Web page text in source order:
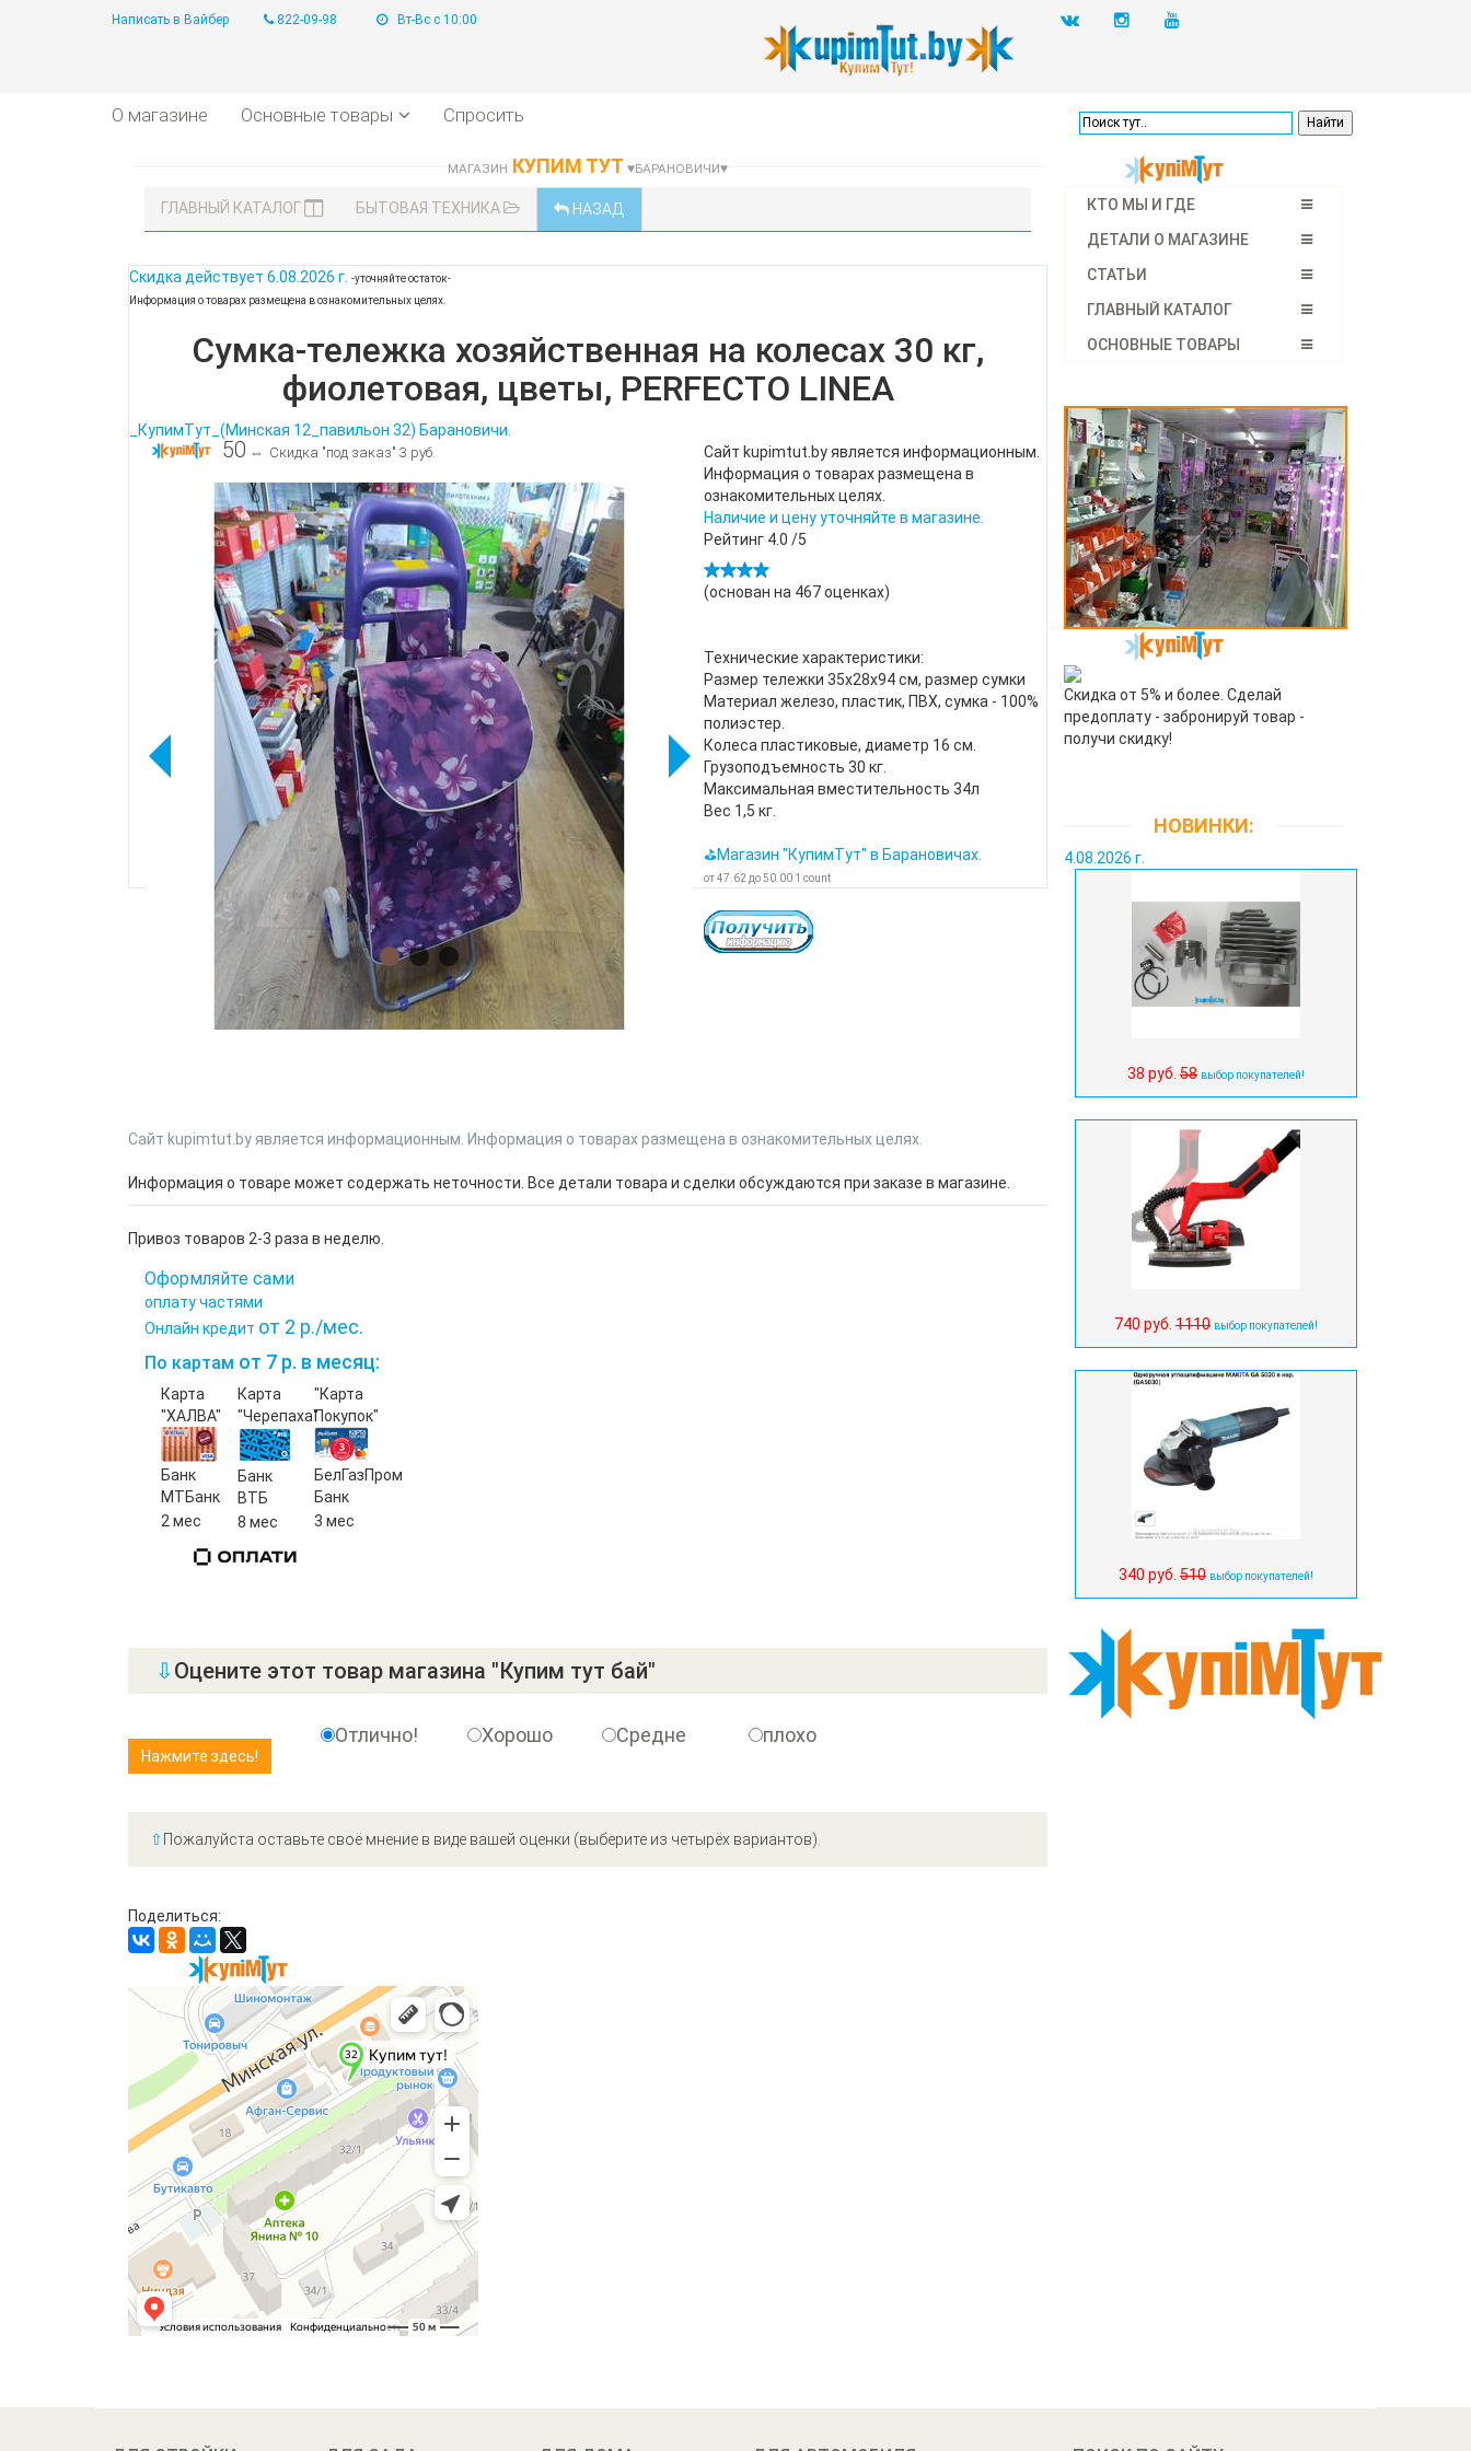
Написать в Вайбер 822-09-98 Вт-Вс с 10:00
О магазине Основные товары Спросить
МАГАЗИН КУПИМ ТУТ ♥БАРАНОВИЧИ♥
ГЛАВНЫЙ КАТАЛОГ БЫТОВАЯ ТЕХНИКА НАЗАД
Скидка действует 6.08.2026 г. -уточняйте остаток-
Информация о товарах размещена в ознакомительных целях.
Сумка-тележка хозяйственная на колесах 30 кг,
фиолетовая, цветы, PERFECTO LINEA
_КупимТут_(Минская 12_павильон 32) Барановичи.
50 ⇔ Скидка "под заказ" 3 руб.
Сайт kupimtut.by является информационным.
Информация о товарах размещена в
ознакомительных целях.
Наличие и цену уточняйте в магазине.
Рейтинг 4.0 /5
(основан на 467оценках)
Технические характеристики:
Размер тележки 35х28х94 см, размер сумки
Материал железо, пластик, ПВХ, сумка - 100%
полиэстер.
Колеса пластиковые, диаметр 16 см.
Грузоподъемность 30 кг.
Максимальная вместительность 34л
Вес 1,5 кг.
⛳Магазин "КупимТут" в Барановичах.
от47.62 до50.00 1 count
Сайт kupimtut.by является информационным. Информация о товарах размещена в ознакомительных целях.
Информация о товаре может содержать неточности. Все детали товара и сделки обсуждаются при заказе в магазине.
Привоз товаров 2-3 раза в неделю.
Оформляйте сами
оплату частями
Онлайн кредит от 2 р./мес.
По картам от 7 р. в месяц:
Карта
"ХАЛВА"
Банк
МТБанк
2 мес
Карта
"Черепаха"
Банк
ВТБ
8 мес
"Карта
Покупок"
БелГазПром
Банк
3 мес
⇩ Оцените этот товар магазина "Купим тут бай"
Отлично! Хорошо Средне плохо
⇧ Пожалуйста оставьте своё мнение в виде вашей оценки (выберите из четырёх вариантов).
Поделиться:
КТО МЫ И ГДЕ
ДЕТАЛИ О МАГАЗИНЕ
СТАТЬИ
ГЛАВНЫЙ КАТАЛОГ
ОСНОВНЫЕ ТОВАРЫ
Скидка от 5% и более. Сделай
предоплату - забронируй товар -
получи скидку!
НОВИНКИ:
4.08.2026 г.
38 руб. 58 выбор покупателей!
740 руб. 1110 выбор покупателей!
340 руб. 510 выбор покупателей!